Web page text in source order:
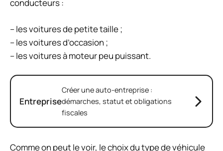
conducteurs :
– les voitures de petite taille ;
– les voitures d’occasion ;
– les voitures à moteur peu puissant.
Entreprise
Créer une auto-entreprise :
démarches, statut et obligations
fiscales
Comme on peut le voir, le choix du type de véhicule